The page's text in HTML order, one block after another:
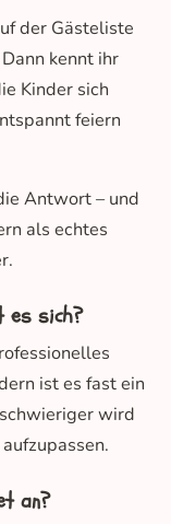
der Gästeliste
kennt ihr
Kinder sich
feiern
Antwort – und
als echtes
es sich?
ist es fast ein
wird
an?